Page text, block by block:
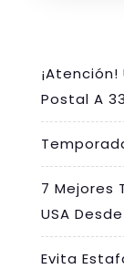
Postal A
7 Mejores
USA
Evita